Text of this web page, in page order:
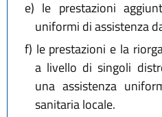
e) le prestazioni
uniformi di assistenza
f) le prestazioni e la
a livello di singoli
una assistenza
sanitaria locale.